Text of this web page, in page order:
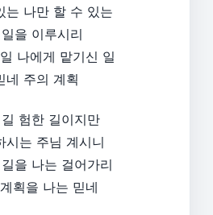
는 나만 할 수 있는
을 이루시리
나에게 맡기신 일
네 주의 계획
험한 길이지만
시는 주님 계시니
을 나는 걸어가리
획을 나는 믿네